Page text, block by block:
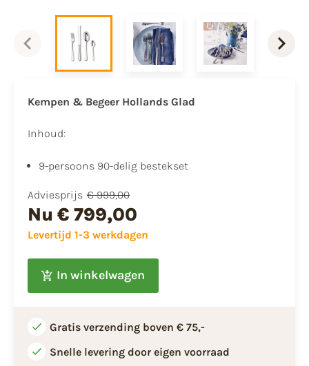
Kempen & Begeer Hollands Glad
Inhoud:
9-persoons 90-delig bestekset
Adviesprijs € 999,00
Nu € 799,00
Levertijd 1-3 werkdagen
In winkelwagen
Gratis verzending boven € 75,-
Snelle levering door eigen voorraad